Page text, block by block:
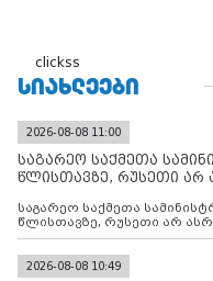
clickss
ᲡᲘᲐᲮᲚᲔᲔᲑᲘ
2026-08-08 11:00
საგარეო საქმეთა
წლისთავზე, რუსეთი არ
საგარეო საქმეთა
წლისთავზე, რუსეთი არ
დადებულ 2008 წლის 12
კონტროლს ოკუპირებულ
2026-08-08 10:49